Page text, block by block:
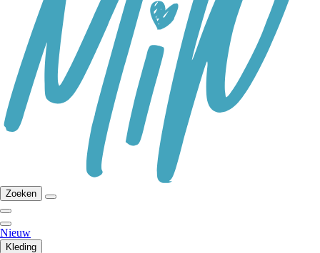
Zoeken
Nieuw
Kleding